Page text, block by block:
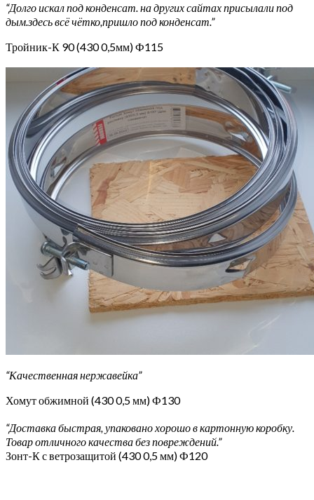
“Долго искал под конденсат. на других сайтах присылали под
дым.здесь всё чётко,пришло под конденсат.”
Тройник-К 90 (430 0,5мм) Ф115
“Качественная нержавейка”
Хомут обжимной (430 0,5 мм) Ф130
“Доставка быстрая, упаковано хорошо в картонную коробку.
Товар отличного качества без повреждений.”
Зонт-К с ветрозащитой (430 0,5 мм) Ф120